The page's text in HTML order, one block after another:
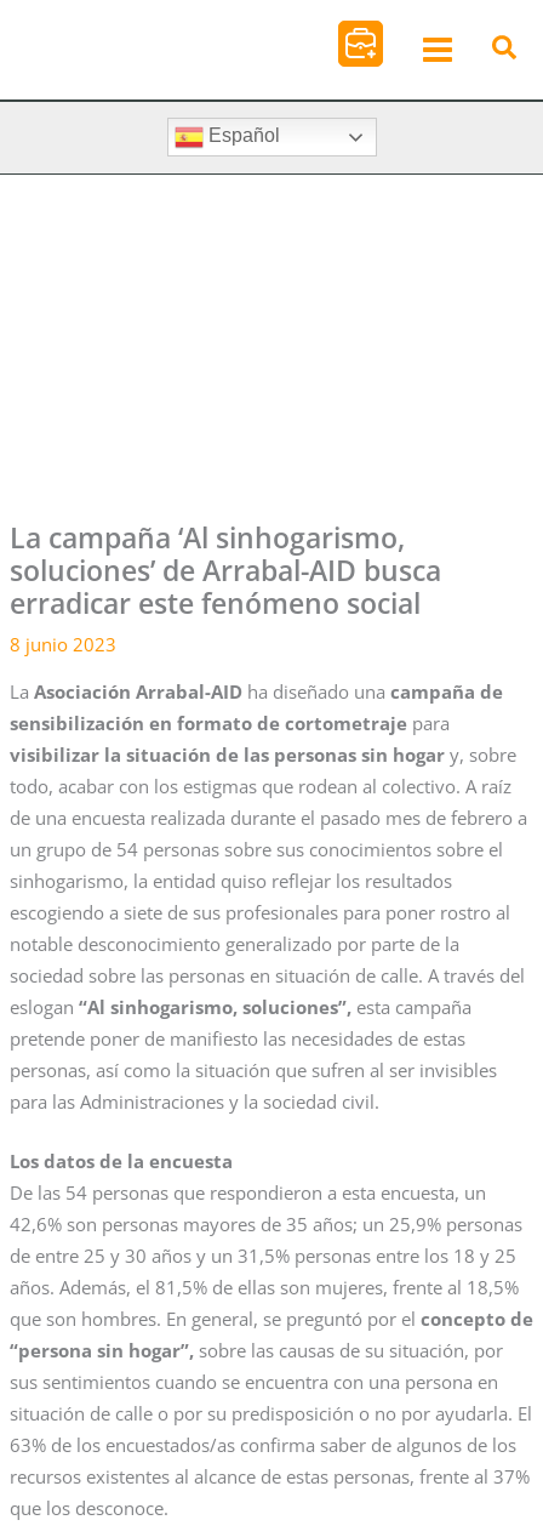
Español
La campaña ‘Al sinhogarismo,
soluciones’ de Arrabal-AID busca
erradicar este fenómeno social
8 junio 2023
La Asociación Arrabal-AIDha diseñado una campaña de
sensibilización en formato de cortometrajepara
visibilizar la situación de las personas sin hogary, sobre
todo, acabar con los estigmas que rodean al colectivo. A raíz
de una encuesta realizada durante el pasado mes de febrero a
un grupo de 54 personas sobre sus conocimientos sobre el
sinhogarismo, la entidad quiso reflejar los resultados
escogiendo a siete de sus profesionales para poner rostro al
notable desconocimiento generalizado por parte de la
sociedad sobre las personas en situación de calle. A través del
eslogan “Al sinhogarismo, soluciones”,esta campaña
pretende poner de manifiesto las necesidades de estas
personas, así como la situación que sufren al ser invisibles
para las Administraciones y la sociedad civil.
Los datos de la encuesta
De las 54 personas que respondieron a esta encuesta, un
42,6% son personas mayores de 35 años; un 25,9% personas
de entre 25 y 30 años y un 31,5% personas entre los 18 y 25
años. Además, el 81,5% de ellas son mujeres, frente al 18,5%
que son hombres. En general, se preguntó por el concepto de
“persona sin hogar”,sobre las causas de su situación, por
sus sentimientos cuando se encuentra con una persona en
situación de calle o por su predisposición o no por ayudarla. El
63% de los encuestados/as confirma saber de algunos de los
recursos existentes al alcance de estas personas, frente al 37%
que los desconoce.